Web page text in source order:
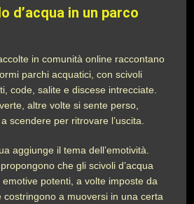
d’acqua in un parco
in comunità online raccontano
parchi acquatici, con scivoli
code, salite e discese intrecciate.
altre volte si sente perso,
scendere per ritrovare l’uscita.
aggiunge il tema dell’emotività.
che gli scivoli d’acqua
potenti, a volte imposte da
costringono a muoversi in una certa